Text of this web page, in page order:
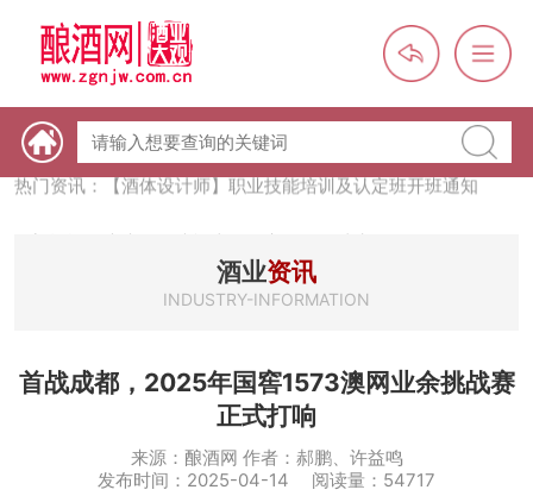
热门资讯：【酒体设计师】职业技能培训及认定班开班通知
热门资讯：首批28个酒品牌入选中国消费名品，不仅仅是荣誉那
么简单
热门资讯：名酒之光：共话荣耀背后的价值与使命
酒业资讯
INDUSTRY-INFORMATION
首战成都，2025年国窖1573澳网业余挑战赛
正式打响
来源：酿酒网 作者：郝鹏、许益鸣
发布时间：2025-04-14 阅读量：54717